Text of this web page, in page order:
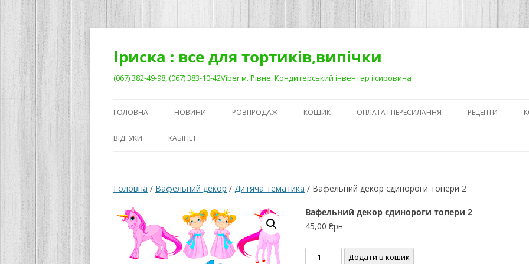
Перейти
Іриска : все для тортиків,випічки
(067) 382-49-98, (067) 383-10-42Viber м. Рівне. Кондитерський інвентар і сировина
ГОЛОВНА НОВИНИ РОЗПРОДАЖ КОШИК ОПЛАТА І ПЕРЕСИЛАННЯ РЕЦЕПТИ
АБО ЯК
ВІДГУКИ КАБІНЕТ
Головна / Вафельний декор / Дитяча тематика / Вафельний декор єдинороги топери 2
Вафельний декор єдинороги топери 2
45,00 ₴рн
Вафельний Додати в кошик